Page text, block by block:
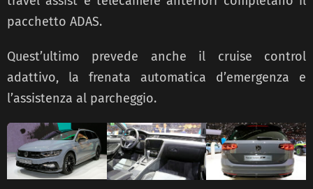
pacchetto ADAS.
Quest’ultimo prevede anche il cruise control
adattivo, la frenata automatica d’emergenza e
l’assistenza al parcheggio.